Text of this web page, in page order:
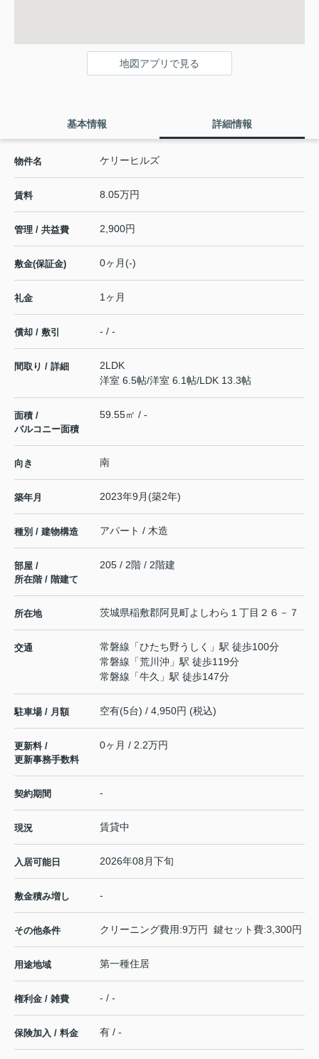
地図アプリで見る
基本情報 詳細情報
物件名 ケリーヒルズ
賃料 8.05万円
管理 / 共益費 2,900円
敷金(保証金) 0ヶ月(-)
礼金 1ヶ月
償却 / 敷引 - / -
間取り / 詳細
2LDK
洋室 6.5帖/洋室 6.1帖/LDK 13.3帖
面積 /
バルコニー面積
59.55㎡ / -
向き 南
築年月 2023年9月(築2年)
種別 / 建物構造 アパート / 木造
部屋 /
所在階 / 階建て
205 / 2階 / 2階建
所在地 茨城県稲敷郡阿見町よしわら １丁目２６－７
交通 常磐線 「ひたち野うしく
」駅 徒歩100分
常磐線 「荒川沖 」駅 徒歩119分
常磐線 「牛久 」駅 徒歩147分
駐車場 / 月額 空有(5台) / 4,950円 (税込)
更新料 /
更新事務手数料
0ヶ月 / 2.2万円
契約期間 -
現況 賃貸中
入居可能日 2026年08月下旬
敷金積み増し -
その他条件 クリーニング費用:9万円 鍵セット費:3,300円
用途地域 第一種住居
権利金 / 雑費 - / -
保険加入 / 料金 有 / -